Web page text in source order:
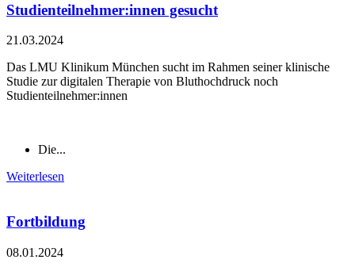
Studienteilnehmer:innen gesucht
21.03.2024
Das LMU Klinikum München sucht im Rahmen seiner klinische
Studie zur digitalen Therapie von Bluthochdruck noch
Studienteilnehmer:innen
Die...
Weiterlesen
Fortbildung
08.01.2024